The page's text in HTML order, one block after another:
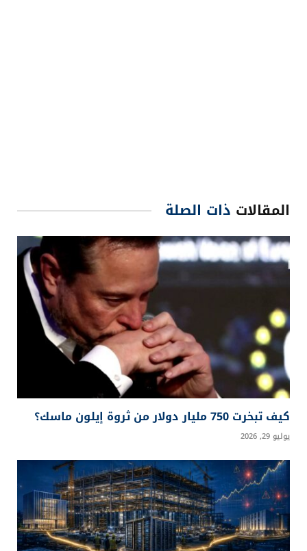
المقالات ذات الصلة
كيف تبخرت 750 مليار دولار من ثروة إيلون ماسك؟
يوليو 29, 2026